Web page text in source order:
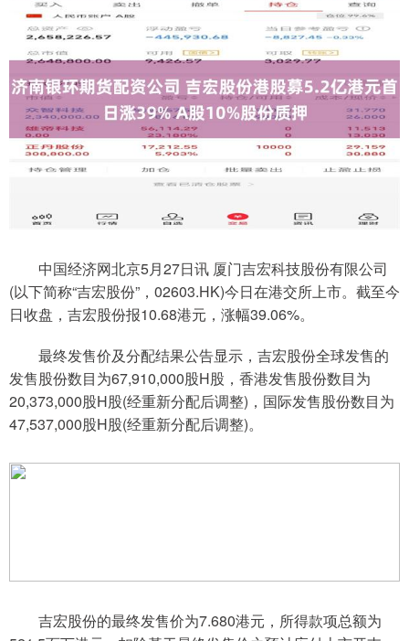
中国经济网北京5月27日讯 厦门吉宏科技股份有限公司
(以下简称“吉宏股份”，02603.HK)今日在港交所上市。截至今
日收盘，吉宏股份报10.68港元，涨幅39.06%。
最终发售价及分配结果公告显示，吉宏股份全球发售的
发售股份数目为67,910,000股H股，香港发售股份数目为
20,373,000股H股(经重新分配后调整)，国际发售股份数目为
47,537,000股H股(经重新分配后调整)。
吉宏股份的最终发售价为7.680港元，所得款项总额为